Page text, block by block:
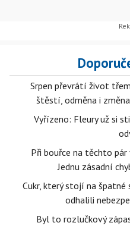
Srpen převrátí život
štěstí, odměna i
Vyřízeno: Fleury už si
Při bouřce na těchto
Jednu zásadní
Cukr, který stojí na špatné
odhalili
Byl to rozlučkový